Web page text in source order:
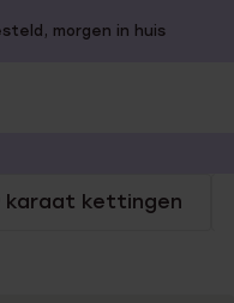
morgen in huis
karaat kettingen